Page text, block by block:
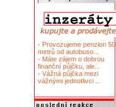
- Provozujeme penzion 50
metrů od autobuso...
- Máte zájem o dobrou
finanční půjčku, ale...
- Vážná půjčka mezi
vážnými jednotlivci ...